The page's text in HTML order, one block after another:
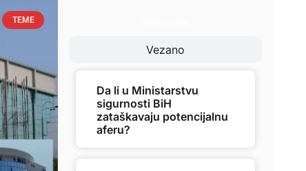
TEME
Vezano
Da li u Ministarstvu
sigurnosti BiH
zataškavaju potencijalnu
aferu?